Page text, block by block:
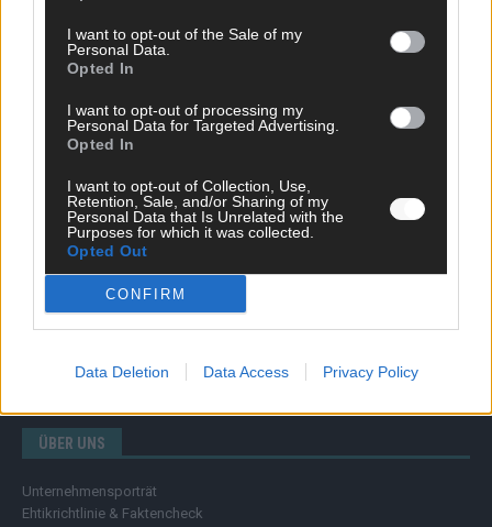
I want to opt-out of the Sale of my
Personal Data.
Opted In
I want to opt-out of processing my
Personal Data for Targeted Advertising.
Opted In
I want to opt-out of Collection, Use,
Retention, Sale, and/or Sharing of my
Personal Data that Is Unrelated with the
Purposes for which it was collected.
Opted Out
CONFIRM
Data Deletion Data Access Privacy Policy
SCHNELL ZUM RESSORT
Nachrichten
Ratgeber
Wissen
Kommentar
Streams & Storys
ÜBER UNS
Unternehmensporträt
Ehtikrichtlinie & Faktencheck